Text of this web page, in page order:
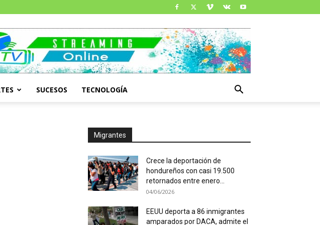
SUCESOS TECNOLOGÍA
Migrantes
Crece la deportación de
hondureños con casi 19.500
retornados entre enero...
04/06/2026
EEUU deporta a 86 inmigrantes
amparados por DACA, admite el